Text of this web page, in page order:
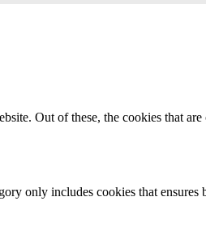
Out of these, the cookies that
only includes cookies that